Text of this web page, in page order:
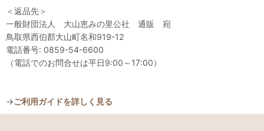
＜返品先＞
一般財団法人 大山恵みの里公社 通販 宛
鳥取県西伯郡大山町名和919-12
電話番号: 0859-54-6600
（電話でのお問合せは平日9:00～17:00）
→ご利用ガイドを詳しく見る